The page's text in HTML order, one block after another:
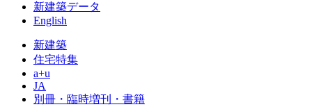
新建築データ
English
新建築
住宅特集
a+u
JA
別冊・臨時増刊・書籍